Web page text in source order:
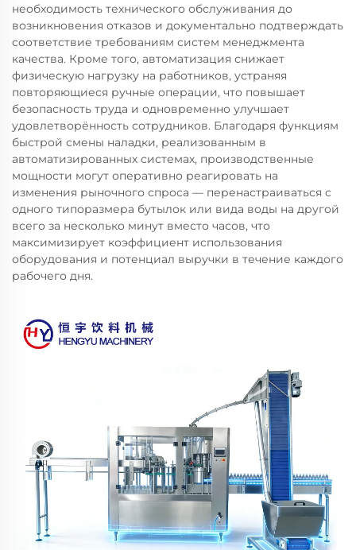
необходимость технического обслуживания до
возникновения отказов и документально подтверждать
соответствие требованиям систем менеджмента
качества. Кроме того, автоматизация снижает
физическую нагрузку на работников, устраняя
повторяющиеся ручные операции, что повышает
безопасность труда и одновременно улучшает
удовлетворённость сотрудников. Благодаря функциям
быстрой смены наладки, реализованным в
автоматизированных системах, производственные
мощности могут оперативно реагировать на
изменения рыночного спроса — перенастраиваться с
одного типоразмера бутылок или вида воды на другой
всего за несколько минут вместо часов, что
максимизирует коэффициент использования
оборудования и потенциал выручки в течение каждого
рабочего дня.